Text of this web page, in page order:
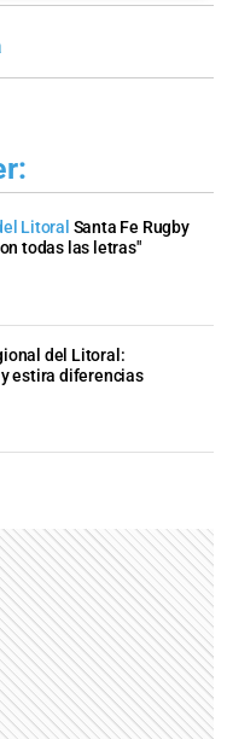
Litoral Santa Fe Rugby
todas las letras"
del Litoral:
estira diferencias